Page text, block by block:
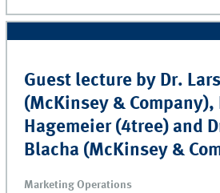
Guest lecture by Dr.
(McKinsey & Company),
Hagemeier (4tree) and
Blacha (McKinsey &
Marketing Operations